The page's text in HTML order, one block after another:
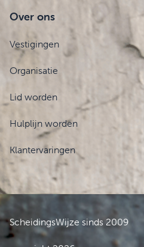
Over ons
Vestigingen
Organisatie
Lid worden
Hulplijn worden
Klantervaringen
ScheidingsWijze sinds 2009